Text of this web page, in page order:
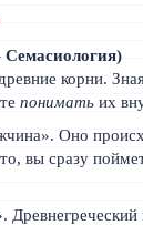
Семасиология)
корни.
понимать их
Оно
вы сразу